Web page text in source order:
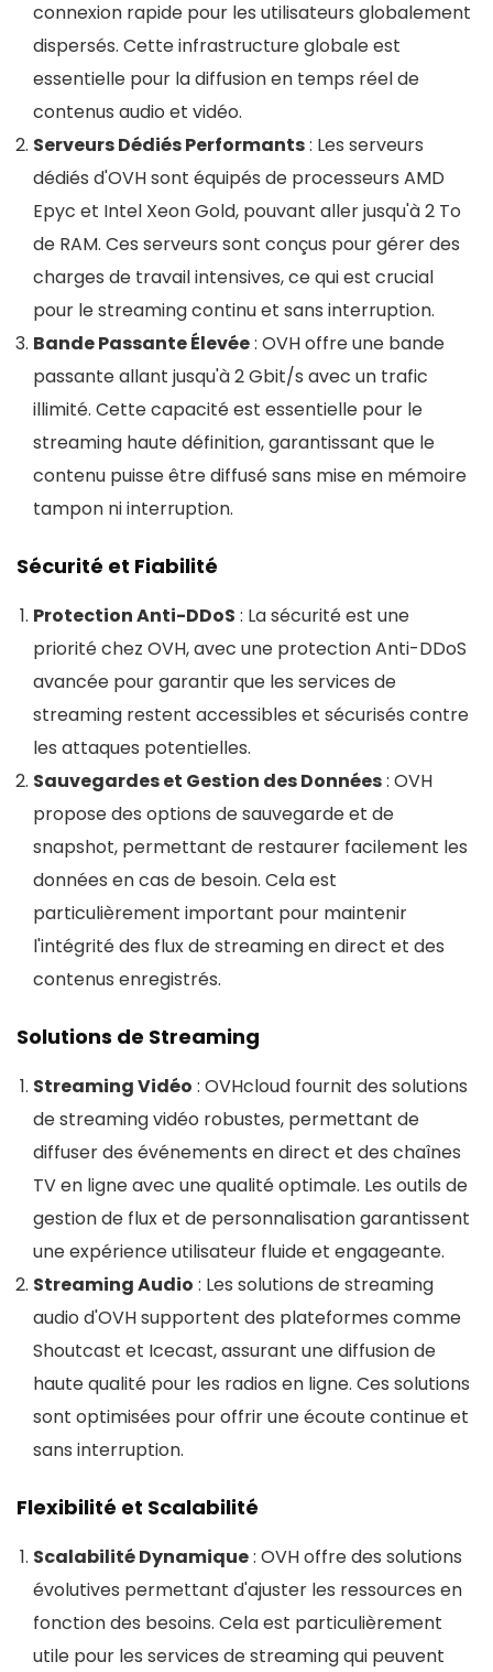
connexion rapide pour les utilisateurs globalement
dispersés. Cette infrastructure globale est
essentielle pour la diffusion en temps réel de
contenus audio et vidéo​​.
Serveurs Dédiés Performants: Les serveurs
dédiés d'OVH sont équipés de processeurs AMD
Epyc et Intel Xeon Gold, pouvant aller jusqu'à 2 To
de RAM. Ces serveurs sont conçus pour gérer des
charges de travail intensives, ce qui est crucial
pour le streaming continu et sans interruption​.
Bande Passante Élevée: OVH offre une bande
passante allant jusqu'à 2 Gbit/s avec un trafic
illimité. Cette capacité est essentielle pour le
streaming haute définition, garantissant que le
contenu puisse être diffusé sans mise en mémoire
tampon ni interruption​​.
Sécurité et Fiabilité
Protection Anti-DDoS : La sécurité est une
priorité chez OVH, avec une protection Anti-DDoS
avancée pour garantir que les services de
streaming restent accessibles et sécurisés contre
les attaques potentielles​​.
Sauvegardes et Gestion des Données: OVH
propose des options de sauvegarde et de
snapshot, permettant de restaurer facilement les
données en cas de besoin. Cela est
particulièrement important pour maintenir
l'intégrité des flux de streaming en direct et des
contenus enregistrés​.
Solutions de Streaming
Streaming Vidéo : OVHcloud fournit des solutions
de streaming vidéo robustes, permettant de
diffuser des événements en direct et des chaînes
TV en ligne avec une qualité optimale. Les outils de
gestion de flux et de personnalisation garantissent
une expérience utilisateur fluide et engageante​​.
Streaming Audio : Les solutions de streaming
audio d'OVH supportent des plateformes comme
Shoutcast et Icecast, assurant une diffusion de
haute qualité pour les radios en ligne. Ces solutions
sont optimisées pour offrir une écoute continue et
sans interruption​.
Flexibilité et Scalabilité
Scalabilité Dynamique: OVH offre des solutions
évolutives permettant d'ajuster les ressources en
fonction des besoins. Cela est particulièrement
utile pour les services de streaming qui peuvent